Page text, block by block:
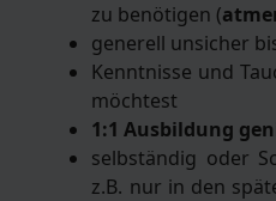
zu benötigen (
generell unsicher
Kenntnisse und
möchtest
1:1 Ausbildung
selbständig oder
z.B. nur in den